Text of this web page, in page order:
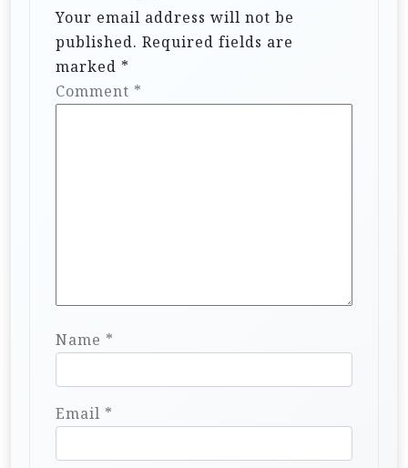
Your email address will not be
published. Required fields are
marked *
Comment *
Name *
Email *